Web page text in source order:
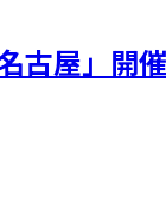
古屋」開